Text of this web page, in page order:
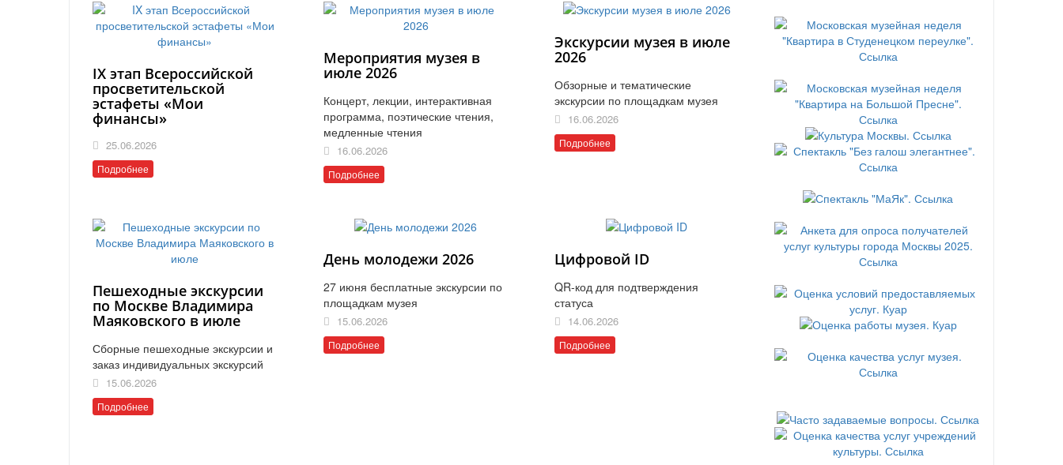
IX этап Всероссийской
просветительской
эстафеты «Мои
финансы»
25.06.2026
Подробнее
Мероприятия музея в
июле 2026
Концерт, лекции, интерактивная
программа, поэтические чтения,
медленные чтения
16.06.2026
Подробнее
Экскурсии музея в июле
2026
Обзорные и тематические
экскурсии по площадкам музея
16.06.2026
Подробнее
Пешеходные экскурсии
по Москве Владимира
Маяковского в июле
Сборные пешеходные экскурсии и
заказ индивидуальных экскурсий
15.06.2026
Подробнее
День молодежи 2026
27 июня бесплатные экскурсии по
площадкам музея
15.06.2026
Подробнее
Цифровой ID
QR-код для подтверждения
статуса
14.06.2026
Подробнее